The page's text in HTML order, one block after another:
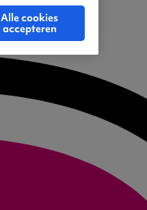
Alle cookies
accepteren